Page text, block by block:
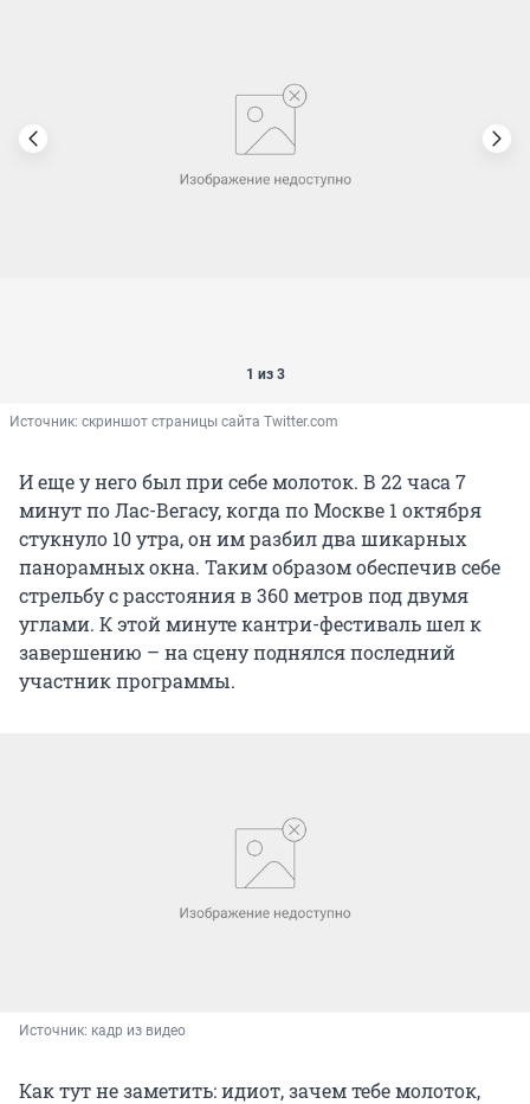
1 из 3
Источник: скриншот страницы сайта Twitter.com
И еще у него был при себе молоток. В 22 часа 7
минут по Лас-Вегасу, когда по Москве 1 октября
стукнуло 10 утра, он им разбил два шикарных
панорамных окна. Таким образом обеспечив себе
стрельбу с расстояния в 360 метров под двумя
углами. К этой минуте кантри-фестиваль шел к
завершению – на сцену поднялся последний
участник программы.
Источник: кадр из видео
Как тут не заметить: идиот, зачем тебе молоток,